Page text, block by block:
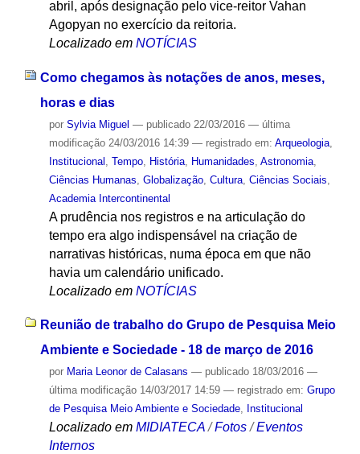
abril, após designação pelo vice-reitor Vahan
Agopyan no exercício da reitoria.
Localizado em NOTÍCIAS
Como chegamos às notações de anos, meses,
horas e dias
por Sylvia Miguel — publicado22/03/2016 — última
modificação24/03/2016 14:39 — registrado em: Arqueologia,
Institucional Tempo, História, Humanidades Astronomia,
Ciências Humanas Globalização, Cultura, Ciências Sociais
Academia Intercontinental
A prudência nos registros e na articulação do
tempo era algo indispensável na criação de
narrativas históricas, numa época em que não
havia um calendário unificado.
Localizado em NOTÍCIAS
Reunião de trabalho do Grupo de Pesquisa Meio
Ambiente e Sociedade - 18 de março de 2016
por Maria Leonor de Calasans — publicado18/03/2016 —
última modificação14/03/2017 14:59 — registrado em: Grupo
de Pesquisa Meio Ambiente e Sociedade, Institucional
Localizado em MIDIATECA /Fotos /Eventos
Internos